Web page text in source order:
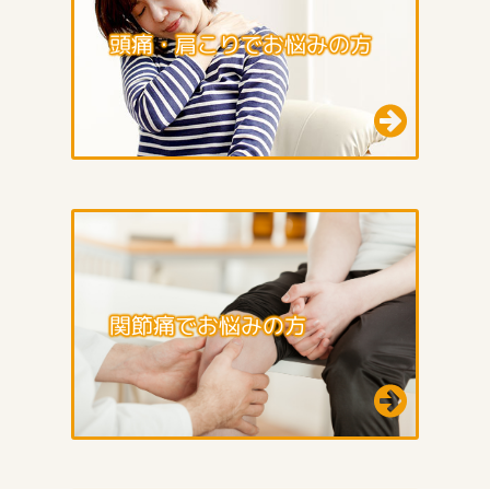
頭痛・肩こりでお悩みの方
関節痛でお悩みの方